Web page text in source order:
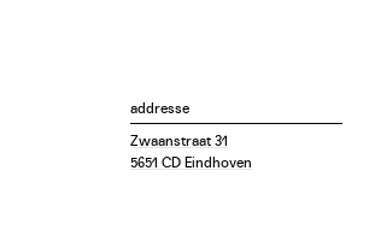
addresse
Zwaanstraat 31
5651 CD Eindhoven